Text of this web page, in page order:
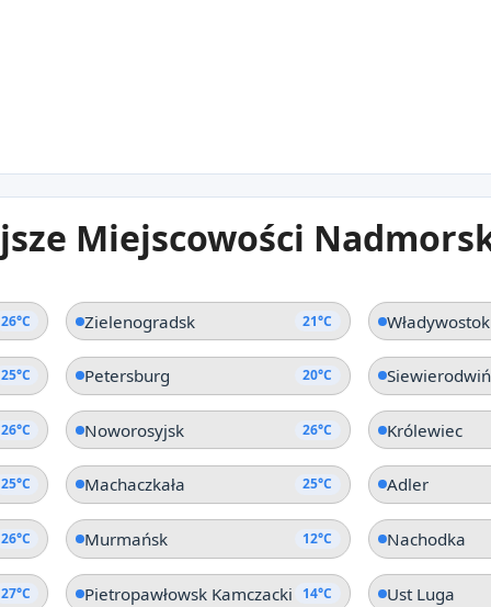
26°C
Yuzhnaya Ozereevka
Miejscowości
26°C Zielenogradsk 21°C Władywostok
25°C Petersburg 20°C
26°C Noworosyjsk 26°C Królewiec
25°C Machaczkała 25°C Adler
26°C Murmańsk 12°C Nachodka
27°C Pietropawłowsk Kamczacki 14°C Ust Luga